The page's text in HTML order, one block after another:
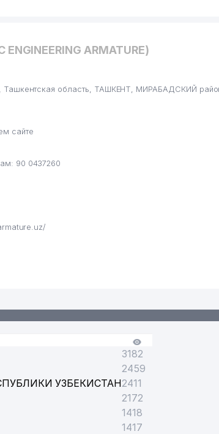
ARMATURE)
Ташкентская область, ТАШКЕНТ, МИРАБАДСКИЙ
сайте
90 0437260
3182
2459
УЗБЕКИСТАН2411
2172
1418
1417